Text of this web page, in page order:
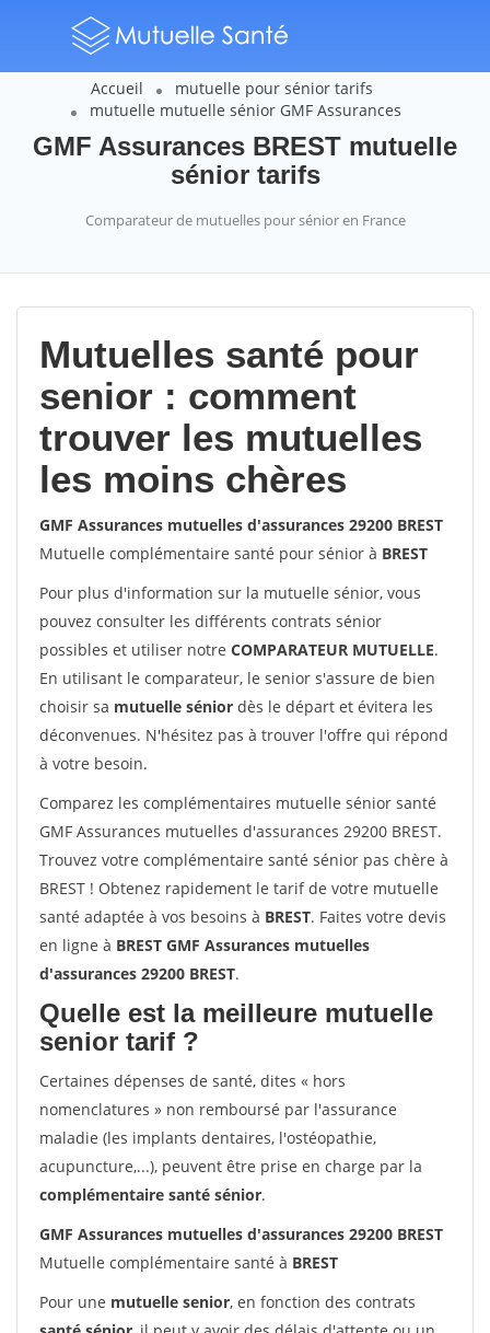
Accueil
mutuelle pour sénior tarifs
mutuelle mutuelle sénior GMF Assurances
GMF Assurances BREST mutuelle
sénior tarifs
Comparateur de mutuelles pour sénior en France
Mutuelles santé pour
senior : comment
trouver les mutuelles
les moins chères
GMF Assurances mutuelles d'assurances 29200 BREST
Mutuelle complémentaire santé pour sénior à BREST
Pour plus d'information sur la mutuelle sénior, vous
pouvez consulter les différents contrats sénior
possibles et utiliser notre COMPARATEUR MUTUELLE.
En utilisant le comparateur, le senior s'assure de bien
choisir sa mutuelle sénior dès le départ et évitera les
déconvenues. N'hésitez pas à trouver l'offre qui répond
à votre besoin.
Comparez les complémentaires mutuelle sénior santé
GMF Assurances mutuelles d'assurances 29200 BREST.
Trouvez votre complémentaire santé sénior pas chère à
BREST ! Obtenez rapidement le tarif de votre mutuelle
santé adaptée à vos besoins à BREST. Faites votre devis
en ligne à BREST GMF Assurances mutuelles
d'assurances 29200 BREST.
Quelle est la meilleure mutuelle
senior tarif ?
Certaines dépenses de santé, dites « hors
nomenclatures » non remboursé par l'assurance
maladie (les implants dentaires, l'ostéopathie,
acupuncture,...), peuvent être prise en charge par la
complémentaire santé sénior.
GMF Assurances mutuelles d'assurances 29200 BREST
Mutuelle complémentaire santé à BREST
Pour une mutuelle senior, en fonction des contrats